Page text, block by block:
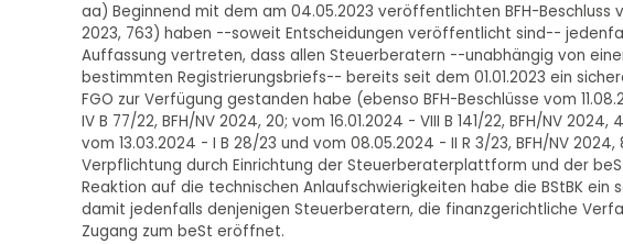
aa) Beginnend mit dem am 04.05.2023 veröffentlichten BFH-Beschluss
2023, 763) haben --soweit Entscheidungen veröffentlicht sind-- jedenfalls
Auffassung vertreten, dass allen Steuerberatern --unabhängig von
bestimmten Registrierungsbriefs-- bereits seit dem 01.01.2023 ein
FGO zur Verfügung gestanden habe (ebenso BFH-Beschlüsse vom
IV B 77/22, BFH/NV 2024, 20; vom 16.01.2024 - VIII B 141/22, BFH/NV
vom 13.03.2024 - I B 28/23 und vom 08.05.2024 - II R 3/23, BFH/NV
Verpflichtung durch Einrichtung der Steuerberaterplattform und der
Reaktion auf die technischen Anlaufschwierigkeiten habe die BStBK
damit jedenfalls denjenigen Steuerberatern, die finanzgerichtliche
Zugang zum beSt eröffnet.